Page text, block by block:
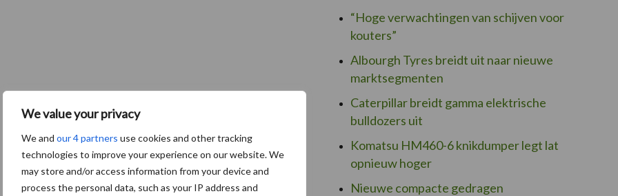
We value your privacy
We and our 4 partners use cookies and other tracking
technologies to improve your experience on our website. We
may store and/or access information from your device and
process the personal data, such as your IP address and
“Hoge verwachtingen van schijven voor
kouters”
Albourgh Tyres breidt uit naar nieuwe
marktsegmenten
Caterpillar breidt gamma elektrische
bulldozers uit
Komatsu HM460-6 knikdumper legt lat
opnieuw hoger
Nieuwe compacte gedragen